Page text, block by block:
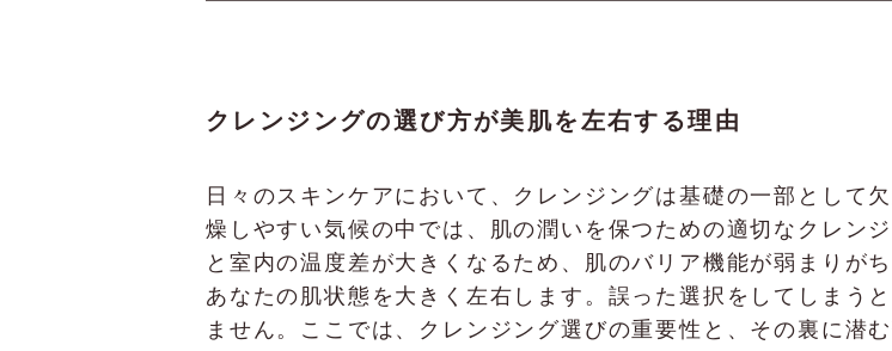
クレンジングの選び方が美肌を左右する理由
日々のスキンケアにおいて、クレンジングは基礎の一部として
燥しやすい気候の中では、肌の潤いを保つための適切なクレン
と室内の温度差が大きくなるため、肌のバリア機能が弱まりが
あなたの肌状態を大きく左右します。誤った選択をしてしまう
ません。ここでは、クレンジング選びの重要性と、その裏に潜